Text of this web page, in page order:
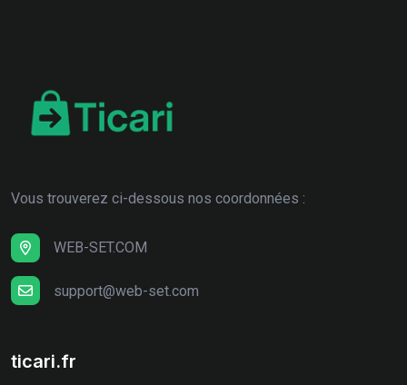
Vous trouverez ci-dessous nos coordonnées :
WEB-SET.COM
support@web-set.com
ticari.fr